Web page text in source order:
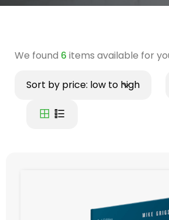
We found 6 items available for
Sort by price: low to high